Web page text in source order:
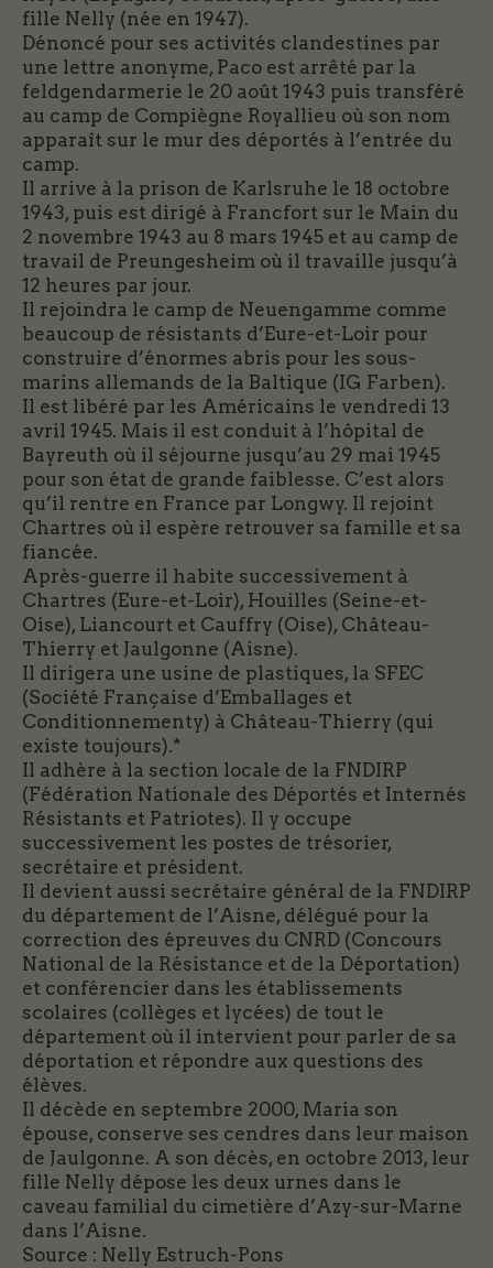
fille Nelly (née en 1947).
Dénoncé pour ses activités clandestines par
une lettre anonyme, Paco est arrêté par la
feldgendarmerie le 20 août 1943 puis transféré
au camp de Compiègne Royallieu où son nom
apparaît sur le mur des déportés à l’entrée du
camp.
Il arrive à la prison de Karlsruhe le 18 octobre
1943, puis est dirigé à Francfort sur le Main du
2 novembre 1943 au 8 mars 1945 et au camp de
travail de Preungesheim où il travaille jusqu’à
12 heures par jour.
Il rejoindra le camp de Neuengamme comme
beaucoup de résistants d’Eure-et-Loir pour
construire d’énormes abris pour les sous-
marins allemands de la Baltique (IG Farben).
Il est libéré par les Américains le vendredi 13
avril 1945. Mais il est conduit à l’hôpital de
Bayreuth où il séjourne jusqu’au 29 mai 1945
pour son état de grande faiblesse. C’est alors
qu’il rentre en France par Longwy. Il rejoint
Chartres où il espère retrouver sa famille et sa
fiancée.
Après-guerre il habite successivement à
Chartres (Eure-et-Loir), Houilles (Seine-et-
Oise), Liancourt et Cauffry (Oise), Château-
Thierry et Jaulgonne (Aisne).
Il dirigera une usine de plastiques, la SFEC
(Société Française d’Emballages et
Conditionnementy) à Château-Thierry (qui
existe toujours).*
Il adhère à la section locale de la FNDIRP
(Fédération Nationale des Déportés et Internés
Résistants et Patriotes). Il y occupe
successivement les postes de trésorier,
secrétaire et président.
Il devient aussi secrétaire général de la FNDIRP
du département de l’Aisne, délégué pour la
correction des épreuves du CNRD (Concours
National de la Résistance et de la Déportation)
et conférencier dans les établissements
scolaires (collèges et lycées) de tout le
département où il intervient pour parler de sa
déportation et répondre aux questions des
élèves.
Il décède en septembre 2000, Maria son
épouse, conserve ses cendres dans leur maison
de Jaulgonne. A son décès, en octobre 2013, leur
fille Nelly dépose les deux urnes dans le
caveau familial du cimetière d’Azy-sur-Marne
dans l’Aisne.
Source : Nelly Estruch-Pons